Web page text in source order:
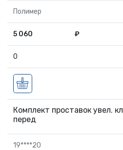
Полимер
5 060 ₽
0
Комплект проставок увел.
перед
19****20